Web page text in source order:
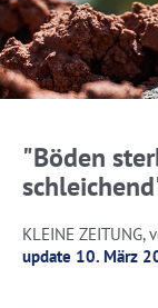
"Böden
KLEINE
update 10. März